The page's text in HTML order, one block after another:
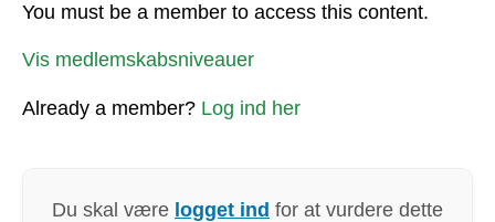
You must be a member to access this content.
Vis medlemskabsniveauer
Already a member? Log ind her
Du skal være logget ind for at vurdere dette